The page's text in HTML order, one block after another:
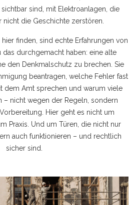
sind, mit Elektroanlagen, die
nicht die Geschichte zerstören.
finden, sind echte Erfahrungen von
das durchgemacht haben: eine alte
den Denkmalschutz zu brechen. Sie
beantragen, welche Fehler fast
dem Amt sprechen und warum viele
– nicht wegen der Regeln, sondern
Hier geht es nicht um
Praxis. Und um Türen, die nicht nur
auch funktionieren – und rechtlich
sicher sind.